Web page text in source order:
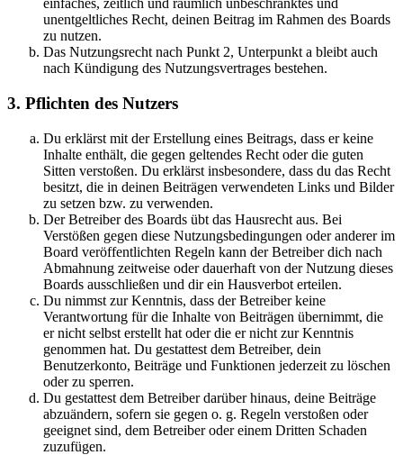
einfaches, zeitlich und räumlich unbeschränktes und
unentgeltliches Recht, deinen Beitrag im Rahmen des Boards
zu nutzen.
Das Nutzungsrecht nach Punkt 2, Unterpunkt a bleibt auch
nach Kündigung des Nutzungsvertrages bestehen.
3. Pflichten des Nutzers
Du erklärst mit der Erstellung eines Beitrags, dass er keine
Inhalte enthält, die gegen geltendes Recht oder die guten
Sitten verstoßen. Du erklärst insbesondere, dass du das Recht
besitzt, die in deinen Beiträgen verwendeten Links und Bilder
zu setzen bzw. zu verwenden.
Der Betreiber des Boards übt das Hausrecht aus. Bei
Verstößen gegen diese Nutzungsbedingungen oder anderer im
Board veröffentlichten Regeln kann der Betreiber dich nach
Abmahnung zeitweise oder dauerhaft von der Nutzung dieses
Boards ausschließen und dir ein Hausverbot erteilen.
Du nimmst zur Kenntnis, dass der Betreiber keine
Verantwortung für die Inhalte von Beiträgen übernimmt, die
er nicht selbst erstellt hat oder die er nicht zur Kenntnis
genommen hat. Du gestattest dem Betreiber, dein
Benutzerkonto, Beiträge und Funktionen jederzeit zu löschen
oder zu sperren.
Du gestattest dem Betreiber darüber hinaus, deine Beiträge
abzuändern, sofern sie gegen o. g. Regeln verstoßen oder
geeignet sind, dem Betreiber oder einem Dritten Schaden
zuzufügen.